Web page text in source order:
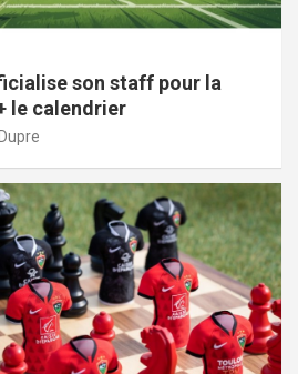
son staff pour la
le calendrier